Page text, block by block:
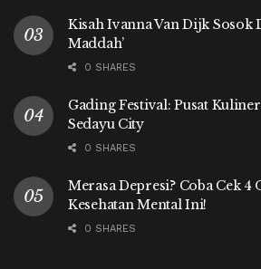
Kisah Ivanna Van Dijk Sosok
Maddah’
0 SHARES
Gading Festival: Pusat
Sedayu City
0 SHARES
Merasa Depresi? Coba Cek 4
Kesehatan Mental Ini!
0 SHARES